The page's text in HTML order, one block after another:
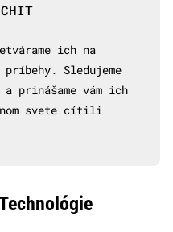
ich na
Sledujeme
prinášame vám ich
svete cítili